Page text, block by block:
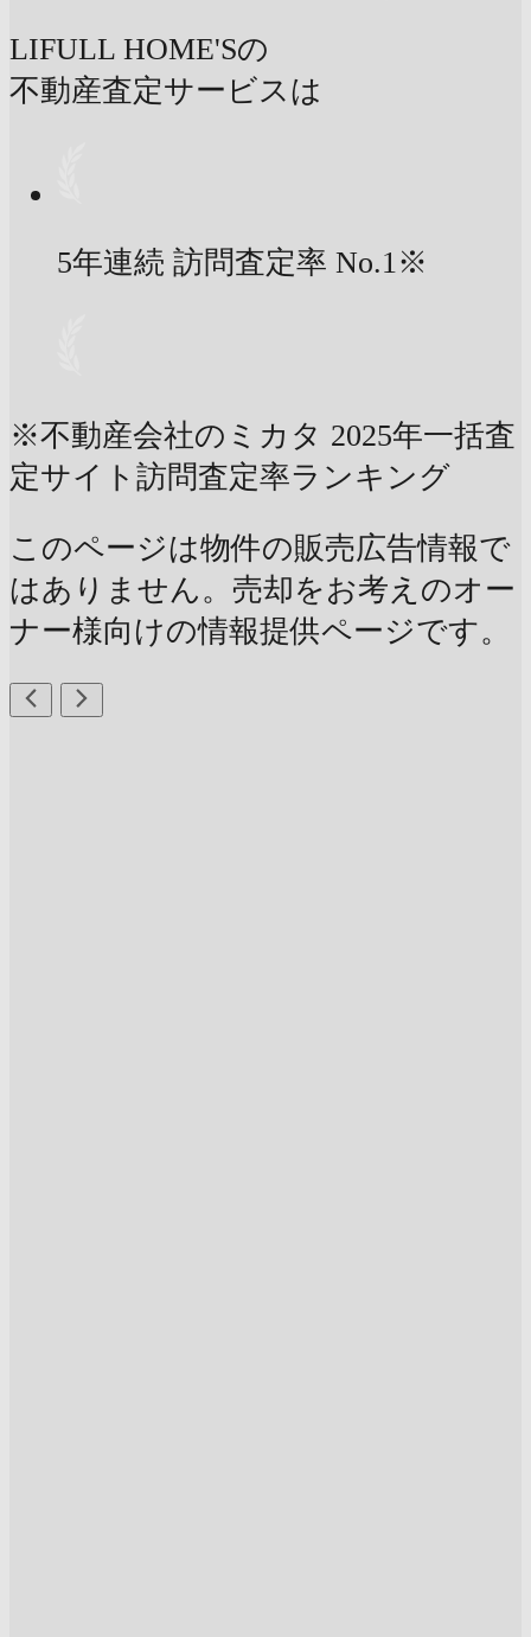
LIFULL HOME'Sの
不動産査定サービスは
5年連続 訪問査定率 No.1※
※不動産会社のミカタ 2025年一括査
定サイト訪問査定率ランキング
このページは物件の販売広告情報で
はありません。売却をお考えのオー
ナー様向けの情報提供ページです。